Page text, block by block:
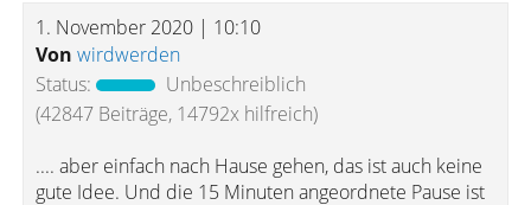
1. November 2020 | 10:10
Von wirdwerden
Status:
Unbeschreiblich
(42847 Beiträge, 14792x hilfreich)
.... aber einfach nach Hause gehen, das ist auch keine
gute Idee. Und die 15 Minuten angeordnete Pause ist